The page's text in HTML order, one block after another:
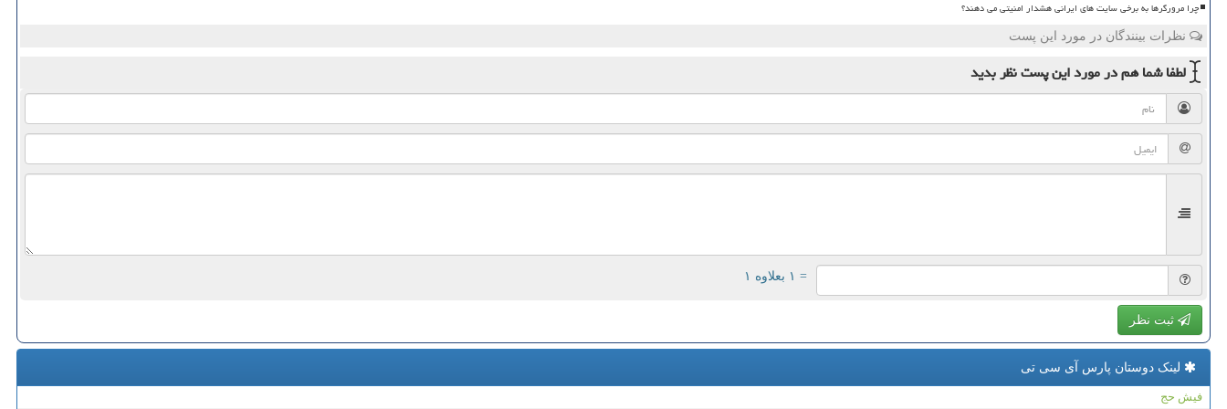
چرا مرورگرها به برخی سایت های ایرانی هشدار امنیتی می دهند؟
نظرات بینندگان در مورد این پست
لطفا شما همدر مورد این پستنظر بدید
= ۱ بعلاوه ۱
ثبت نظر
لینک دوستان پارس آی سی تی
فیش حج